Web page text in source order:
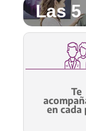
Las
Te
en cada